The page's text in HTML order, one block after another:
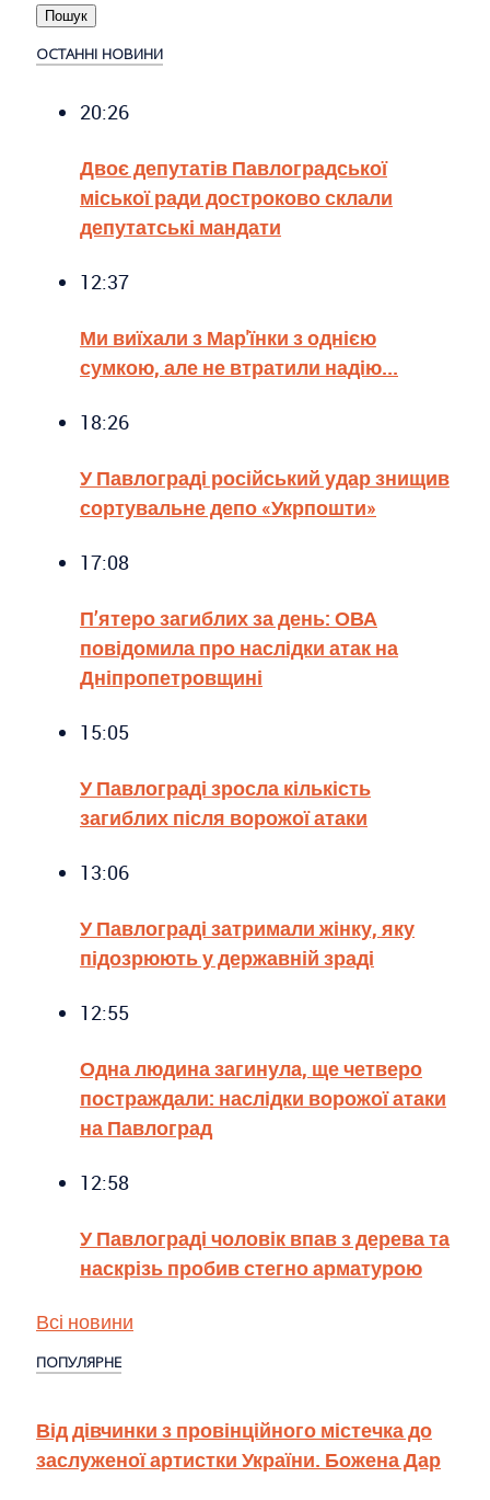
ОСТАННІ НОВИНИ
20:26
Двоє депутатів Павлоградської
міської ради достроково склали
депутатські мандати
12:37
Ми виїхали з Мар'їнки з однією
сумкою, але не втратили надію...
18:26
У Павлограді російський удар знищив
сортувальне депо «Укрпошти»
17:08
П’ятеро загиблих за день: ОВА
повідомила про наслідки атак на
Дніпропетровщині
15:05
У Павлограді зросла кількість
загиблих після ворожої атаки
13:06
У Павлограді затримали жінку, яку
підозрюють у державній зраді
12:55
Одна людина загинула, ще четверо
постраждали: наслідки ворожої атаки
на Павлоград
12:58
У Павлограді чоловік впав з дерева та
наскрізь пробив стегно арматурою
Всі новини
ПОПУЛЯРНЕ
Від дівчинки з провінційного містечка до
заслуженої артистки України. Божена Дар